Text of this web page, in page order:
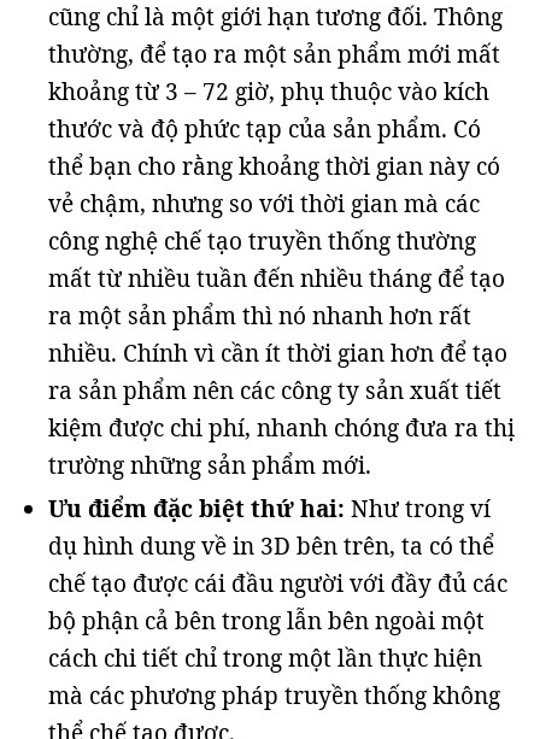
cũng chỉ là một giới hạn tương đối. Thông
thường, để tạo ra một sản phẩm mới mất
khoảng từ 3 – 72 giờ, phụ thuộc vào kích
thước và độ phức tạp của sản phẩm. Có
thể bạn cho rằng khoảng thời gian này có
vẻ chậm, nhưng so với thời gian mà các
công nghệ chế tạo truyền thống thường
mất từ nhiều tuần đến nhiều tháng để tạo
ra một sản phẩm thì nó nhanh hơn rất
nhiều. Chính vì cần ít thời gian hơn để tạo
ra sản phẩm nên các công ty sản xuất tiết
kiệm được chi phí, nhanh chóng đưa ra thị
trường những sản phẩm mới.
Ưu điểm đặc biệt thứ hai: Như trong ví
dụ hình dung về in 3D bên trên, ta có thể
chế tạo được cái đầu người với đầy đủ các
bộ phận cả bên trong lẫn bên ngoài một
cách chi tiết chỉ trong một lần thực hiện
mà các phương pháp truyền thống không